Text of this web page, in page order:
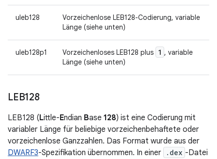
uleb128
Vorzeichenlose LEB128-Codierung, variable
Länge (siehe unten)
uleb128p1 Vorzeichenloses LEB128 plus 1 , variable
Länge (siehe unten)
LEB128
LEB128 (Little-Endian Base 128) ist eine Codierung mit
variabler Länge für beliebige vorzeichenbehaftete oder
vorzeichenlose Ganzzahlen. Das Format wurde aus der
DWARF3-Spezifikation übernommen. In einer .dex -Datei